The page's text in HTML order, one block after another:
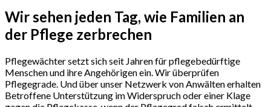
Wir sehen jeden Tag, wie Familien an
der Pflege zerbrechen
Pflegewächter setzt sich seit Jahren für pflegebedürftige
Menschen und ihre Angehörigen ein. Wir überprüfen
Pflegegrade. Und über unser Netzwerk von Anwälten erhalten
Betroffene Unterstützung im Widerspruch oder einer Klage